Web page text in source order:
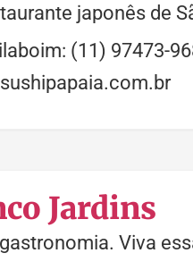
japonês de
(11) 97473-
Jardins
Viva